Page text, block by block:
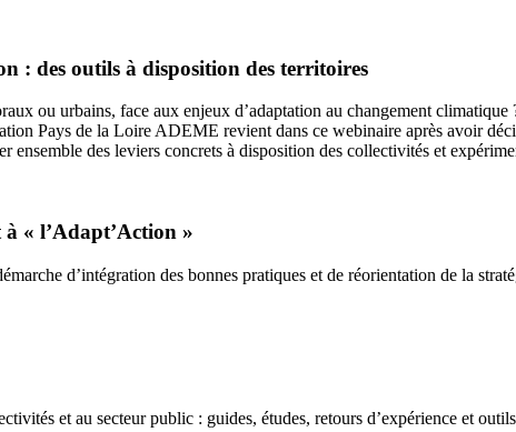
: des outils à disposition des territoires
ou urbains, face aux enjeux d’adaptation au changement
Pays de la Loire ADEME revient dans ce webinaire après avoir
ensemble des leviers concrets à disposition des collectivités et
« l’Adapt’Action »
d’intégration des bonnes pratiques et de réorientation de la
et au secteur public : guides, études, retours d’expérience et